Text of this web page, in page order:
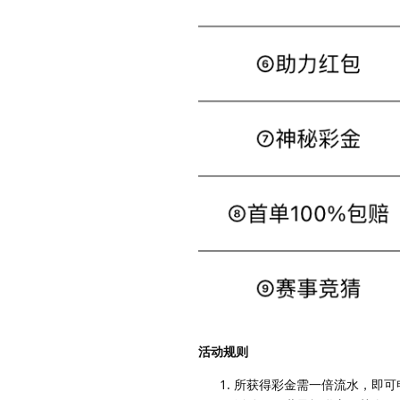
活动规则
所获得彩金需一倍流水，即